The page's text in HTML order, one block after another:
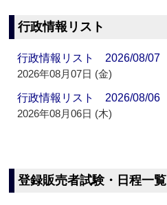
行政情報リスト
行政情報リスト 2026/08/07
2026年08月07日 (金)
行政情報リスト 2026/08/06
2026年08月06日 (木)
登録販売者試験・日程一覧